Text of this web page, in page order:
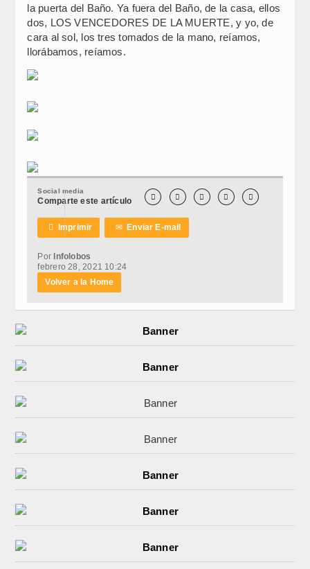
la puerta del Baño. Ya fuera del Baño, de la casa, ellos
dos, LOS VENCEDORES DE LA MUERTE, y yo, de
cara al sol, los tres tomados de la mano, reíamos,
llorábamos, reíamos.
Social media
Comparte este artículo     
 Imprimir ✉Enviar E-mail
Por Infolobos
febrero 28, 2021 10:24
Volver a la Home